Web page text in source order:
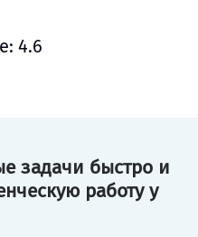
4.6
задачи быстро и
работу у